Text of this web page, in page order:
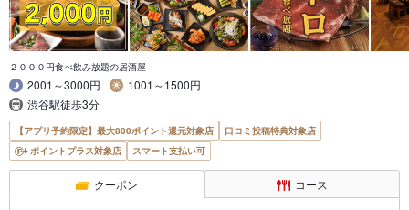
２０００円食べ飲み放題の居酒屋
2001～3000円
1001～1500円
渋谷駅徒歩3分
【アプリ予約限定】最大800ポイント還元対象店
口コミ投稿特典対象店
ポイントプラス対象店
スマート支払い可
クーポン コース